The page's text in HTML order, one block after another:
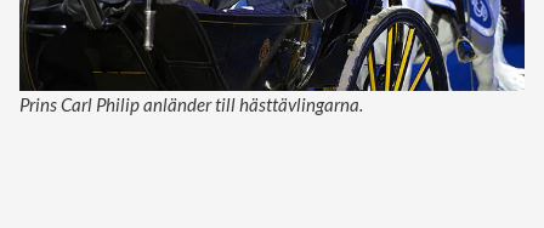
Prins Carl Philip anländer till hästtävlingarna.